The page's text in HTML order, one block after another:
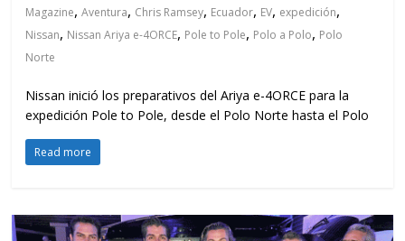
Magazine,Aventura, Chris Ramsey, Ecuador, EV, expedición,
Nissan, Nissan Ariya e-4ORCE, Pole to Pole, Polo a Polo, Polo
Norte
Nissan inició los preparativos del Ariya e-4ORCE para la
expedición Pole to Pole, desde el Polo Norte hasta el Polo
Read more